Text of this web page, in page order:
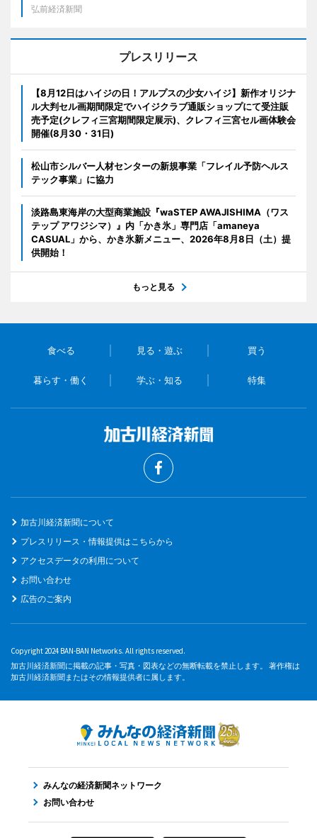
弘前経済新聞
プレスリリース
【8月12日はハイジの日！アルプスの少女ハイジ】新作オリジナ
ル大判セル画期間限定でハイジクラブ通販ショップにて受注販
売予定(クレフィ三宮期間限定展示)、クレフィ三宮セル画体験会
開催(8月30・31日)
松山市シルバー人材センターの新規事業「フレイル予防ヘルス
テック事業」に協力
淡路島東海岸の大型商業施設『waSTEP AWAJISHIMA（ワス
テップ アワジシマ）』内「かき氷」専門店「amaneya
CASUAL」から、かき氷新メニュー、2026年8月8日（土）提
供開始！
もっと見る
食べる 見る・遊ぶ 買う
暮らす・働く 学ぶ・知る 特集
加古川経済新聞について
プレスリリース・情報提供はこちらから
アクセスデータの利用について
お問い合わせ
広告のご案内
Copyright 2024 BAN-BAN Networks. All rights reserved.
加古川経済新聞に掲載の記事・写真・図表などの無断転載を禁止します。 著作権は
加古川経済新聞またはその情報提供者に属します。
みんなの経済新聞ネットワーク
お問い合わせ